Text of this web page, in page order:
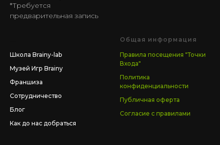
*Требуется
предварительная запись
Школа Brainy-lab
Музей Игр Brainy
Франшиза
Сотрудничество
Блог
Как до нас добраться
Общая информация
Правила посещения "Точки
Входа"
Политика
конфиденциальности
Публичная оферта
Согласие с правилами